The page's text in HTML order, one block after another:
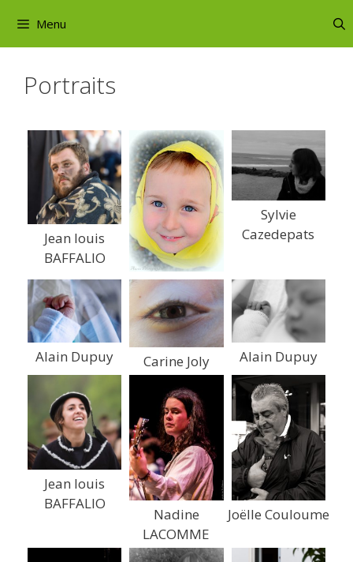
contenu
Menu
Portraits
Jean louis
BAFFALIO
Sylvie
Cazedepats
Alain Dupuy Carine Joly Alain Dupuy
Jean louis
BAFFALIO
Nadine
LACOMME
Joëlle Couloume